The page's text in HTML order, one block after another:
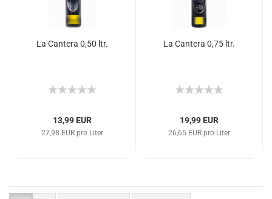
La Cantera 0,50 ltr.
13,99 EUR
27,98 EUR pro Liter
La Cantera 0,75 ltr.
19,99 EUR
26,65 EUR pro Liter